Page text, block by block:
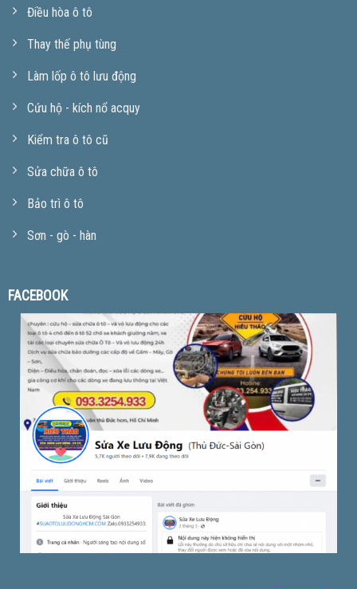
Điều hòa ô tô
Thay thế phụ tùng
Làm lốp ô tô lưu động
Cứu hộ - kích nổ acquy
Kiểm tra ô tô cũ
Sửa chữa ô tô
Bảo trì ô tô
Sơn - gò - hàn
FACEBOOK